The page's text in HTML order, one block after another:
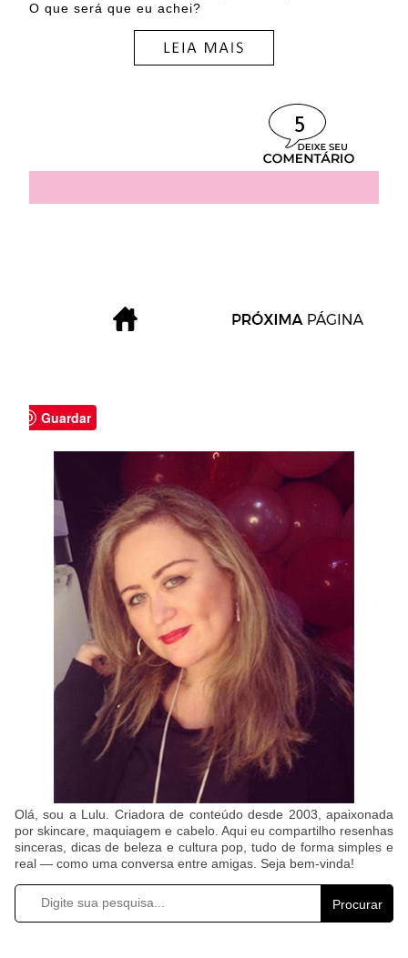
O que será que eu achei?
5
Guardar
Olá, sou a Lulu. Criadora de conteúdo desde 2003, apaixonada
por skincare, maquiagem e cabelo. Aqui eu compartilho resenhas
sinceras, dicas de beleza e cultura pop, tudo de forma simples e
real — como uma conversa entre amigas. Seja bem-vinda!
Procurar